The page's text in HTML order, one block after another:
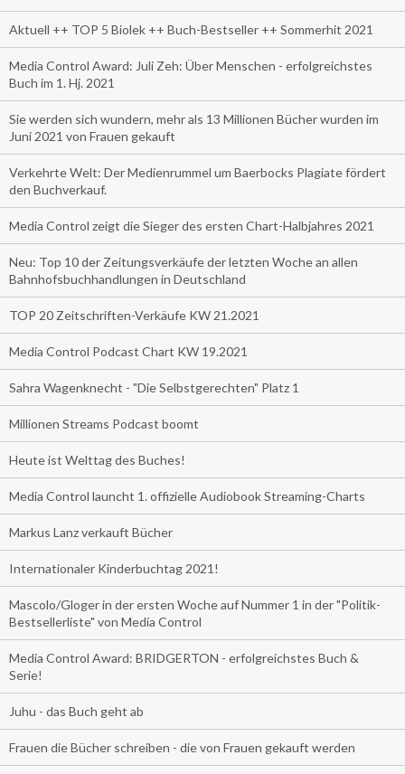
Aktuell ++ TOP 5 Biolek ++ Buch-Bestseller ++ Sommerhit 2021
Media Control Award: Juli Zeh: Über Menschen - erfolgreichstes
Buch im 1. Hj. 2021
Sie werden sich wundern, mehr als 13 Millionen Bücher wurden im
Juni 2021 von Frauen gekauft
Verkehrte Welt: Der Medienrummel um Baerbocks Plagiate fördert
den Buchverkauf.
Media Control zeigt die Sieger des ersten Chart-Halbjahres 2021
Neu: Top 10 der Zeitungsverkäufe der letzten Woche an allen
Bahnhofsbuchhandlungen in Deutschland
TOP 20 Zeitschriften-Verkäufe KW 21.2021
Media Control Podcast Chart KW 19.2021
Sahra Wagenknecht - "Die Selbstgerechten" Platz 1
Millionen Streams Podcast boomt
Heute ist Welttag des Buches!
Media Control launcht 1. offizielle Audiobook Streaming-Charts
Markus Lanz verkauft Bücher
Internationaler Kinderbuchtag 2021!
Mascolo/Gloger in der ersten Woche auf Nummer 1 in der "Politik-
Bestsellerliste" von Media Control
Media Control Award: BRIDGERTON - erfolgreichstes Buch &
Serie!
Juhu - das Buch geht ab
Frauen die Bücher schreiben - die von Frauen gekauft werden